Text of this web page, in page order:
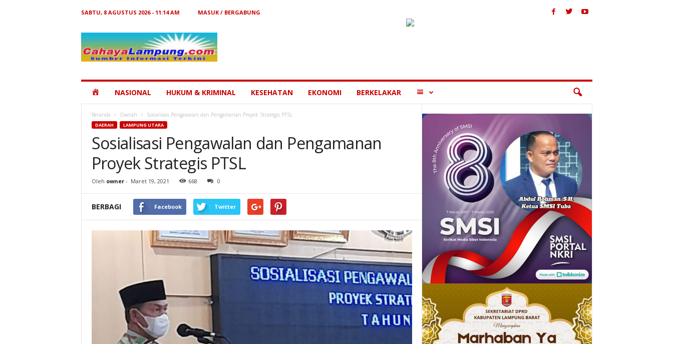
SABTU, 8 AGUSTUS 2026 - 11:14 AM
MASUK / BERGABUNG
Lampung
HOMENASIONAL HUKUM & KRIMINAL KESEHATAN EKONOMI BERKELAKAR MORE
Beranda Daerah Sosialisasi Pengawalan dan Pengamanan Proyek Strategis PTSL
DAERAH LAMPUNG UTARA
Sosialisasi Pengawalan dan Pengamanan
Proyek Strategis PTSL
Oleh owner- Maret 19, 2021 668 0
BERBAGI Facebook Twitter